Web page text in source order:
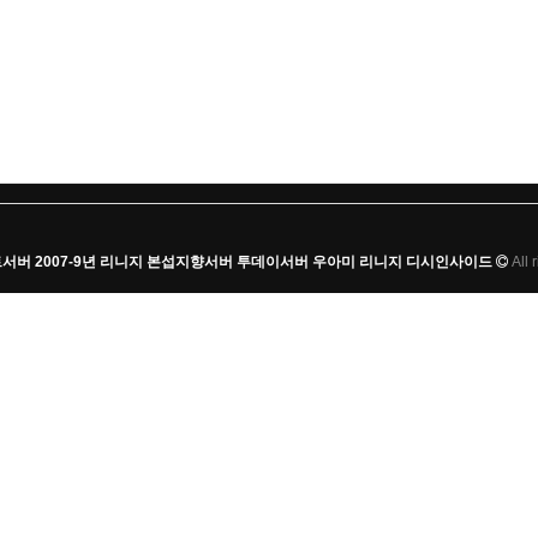
버 2007-9년 리니지 본섭지향서버 투데이서버 우아미 리니지 디시인사이드 All